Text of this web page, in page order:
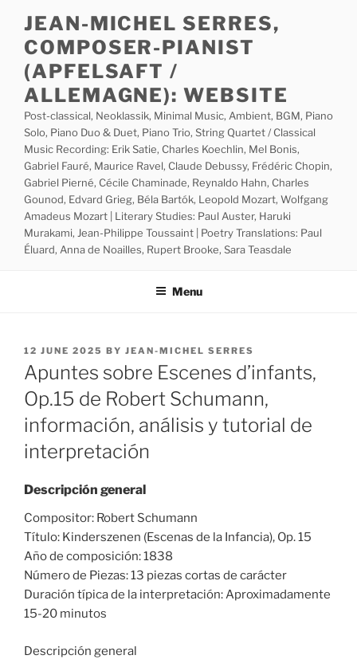
content
JEAN-MICHEL SERRES,
COMPOSER-PIANIST
(APFELSAFT /
ALLEMAGNE): WEBSITE
Post-classical, Neoklassik, Minimal Music, Ambient, BGM, Piano
Solo, Piano Duo & Duet, Piano Trio, String Quartet / Classical
Music Recording: Erik Satie, Charles Koechlin, Mel Bonis,
Gabriel Fauré, Maurice Ravel, Claude Debussy, Frédéric Chopin,
Gabriel Pierné, Cécile Chaminade, Reynaldo Hahn, Charles
Gounod, Edvard Grieg, Béla Bartók, Leopold Mozart, Wolfgang
Amadeus Mozart | Literary Studies: Paul Auster, Haruki
Murakami, Jean-Philippe Toussaint | Poetry Translations: Paul
Éluard, Anna de Noailles, Rupert Brooke, Sara Teasdale
Menu
POSTED
ON
12 JUNE 2025 BY JEAN-MICHEL SERRES
Apuntes sobre Escenes d’infants,
Op.15 de Robert Schumann,
información, análisis y tutorial de
interpretación
Descripción general
Compositor: Robert Schumann
Título: Kinderszenen (Escenas de la Infancia), Op. 15
Año de composición: 1838
Número de Piezas: 13 piezas cortas de carácter
Duración típica de la interpretación: Aproximadamente
15-20 minutos
Descripción general